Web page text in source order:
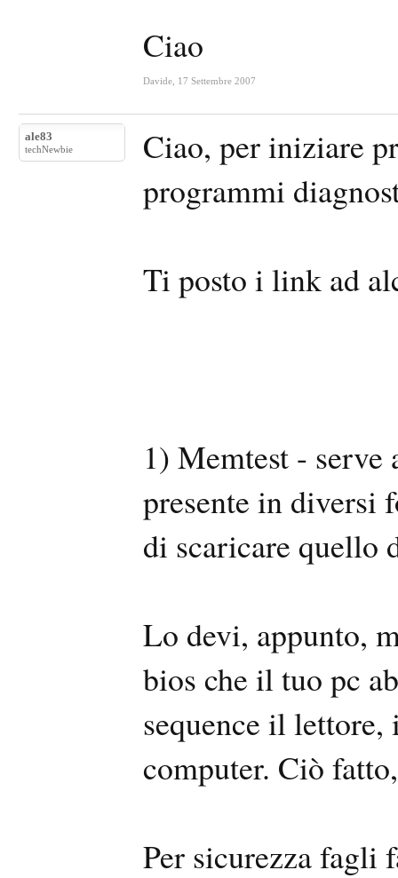
Ciao
Davide 17 Settembre 2007
ale83
techNewbie
Ciao, per iniziare
programmi
Ti posto i link ad
1) Memtest - serve
presente in diversi
di scaricare quello
Lo devi, appunto,
bios che il tuo pc
sequence il
computer. Ciò
Per sicurezza fagli